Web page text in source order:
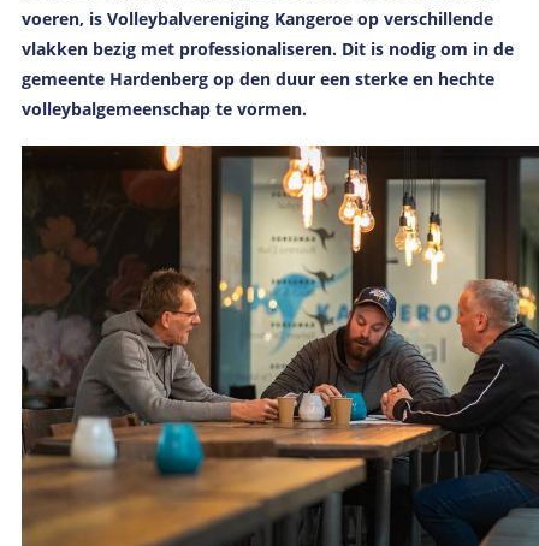
voeren, is Volleybalvereniging Kangeroe op verschillende
vlakken bezig met professionaliseren. Dit is nodig om in de
gemeente Hardenberg op den duur een sterke en hechte
volleybalgemeenschap te vormen.